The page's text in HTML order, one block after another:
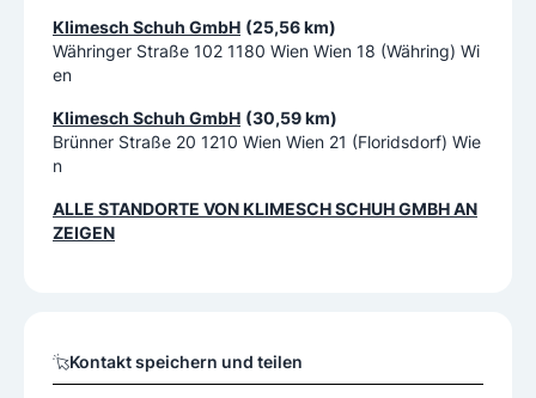
Klimesch Schuh GmbH (25,56 km)
Währinger Straße 102 1180 Wien Wien 18 (Währing) Wi
en
Klimesch Schuh GmbH (30,59 km)
Brünner Straße 20 1210 Wien Wien 21 (Floridsdorf) Wie
n
ALLE STANDORTE VONKLIMESCH SCHUH GMBHAN
ZEIGEN
Kontakt speichern und teilen